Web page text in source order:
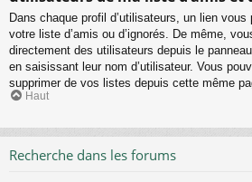
Dans chaque profil d’utilisateurs, un lien
votre liste d’amis ou d’ignorés. De même,
directement des utilisateurs depuis le
en saisissant leur nom d’utilisateur. Vous
supprimer de vos listes depuis cette même
Haut
Recherche dans les forums